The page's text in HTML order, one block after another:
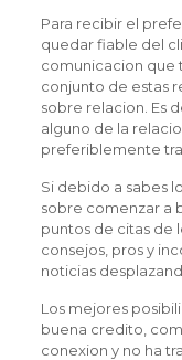
Para recibir el
quedar fiable del
comunicacion que
conjunto de estas
sobre relacion. Es
alguno de la
preferiblemente
Si debido a sabes
sobre comenzar a
puntos de citas de
consejos, pros y
noticias
Los mejores
buena credito,
conexion y no ha